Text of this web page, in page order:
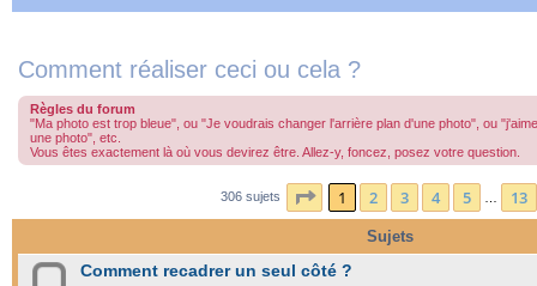
Comment réaliser ceci ou cela ?
Règles du forum
"Ma photo est trop bleue", ou "Je voudrais changer l'arrière plan d'une photo", ou
une photo", etc.
Vous êtes exactement là où vous devirez être. Allez-y, foncez, posez votre question.
306 sujets Page sur 13
1 2 3 4 5 13
Sujets
Comment recadrer un seul côté ?